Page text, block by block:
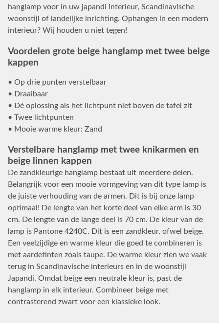
hanglamp voor in uw japandi interieur, Scandinavische
woonstijl of landelijke inrichting. Ophangen in een modern
interieur? Wij houden u niet tegen!
Voordelen grote beige hanglamp met twee beige
kappen
• Op drie punten verstelbaar
• Draaibaar
• Dé oplossing als het lichtpunt niet boven de tafel zit
• Twee lichtpunten
• Mooie warme kleur: Zand
Verstelbare hanglamp met twee knikarmen en
beige linnen kappen
De zandkleurige hanglamp bestaat uit meerdere delen.
Belangrijk voor een mooie vormgeving van dit type lamp is
de juiste verhouding van de armen. Dit is bij onze lamp
optimaal! De lengte van het korte deel van elke arm is 30
cm. De lengte van de lange deel is 70 cm. De kleur van de
lamp is Pantone 4240C. Dit is een zandkleur, ofwel beige.
Een veelzijdige en warme kleur die goed te combineren is
met aardetinten zoals taupe. De warme kleur zien we vaak
terug in Scandinavische interieurs en in de woonstijl
Japandi. Omdat beige een neutrale kleur is, past de
hanglamp in elk interieur. Combineer beige met
contrasterend zwart voor een klassieke look.